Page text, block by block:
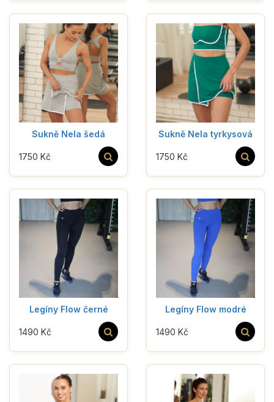
Sukně Nela šedá
1750 Kč
Sukně Nela tyrkysová
1750 Kč
Legíny Flow černé
1490 Kč
Legíny Flow modré
1490 Kč